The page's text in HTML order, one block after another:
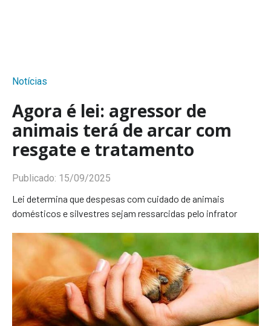
Notícias
Agora é lei: agressor de
animais terá de arcar com
resgate e tratamento
Publicado: 15/09/2025
Lei determina que despesas com cuidado de animais
domésticos e silvestres sejam ressarcidas pelo infrator